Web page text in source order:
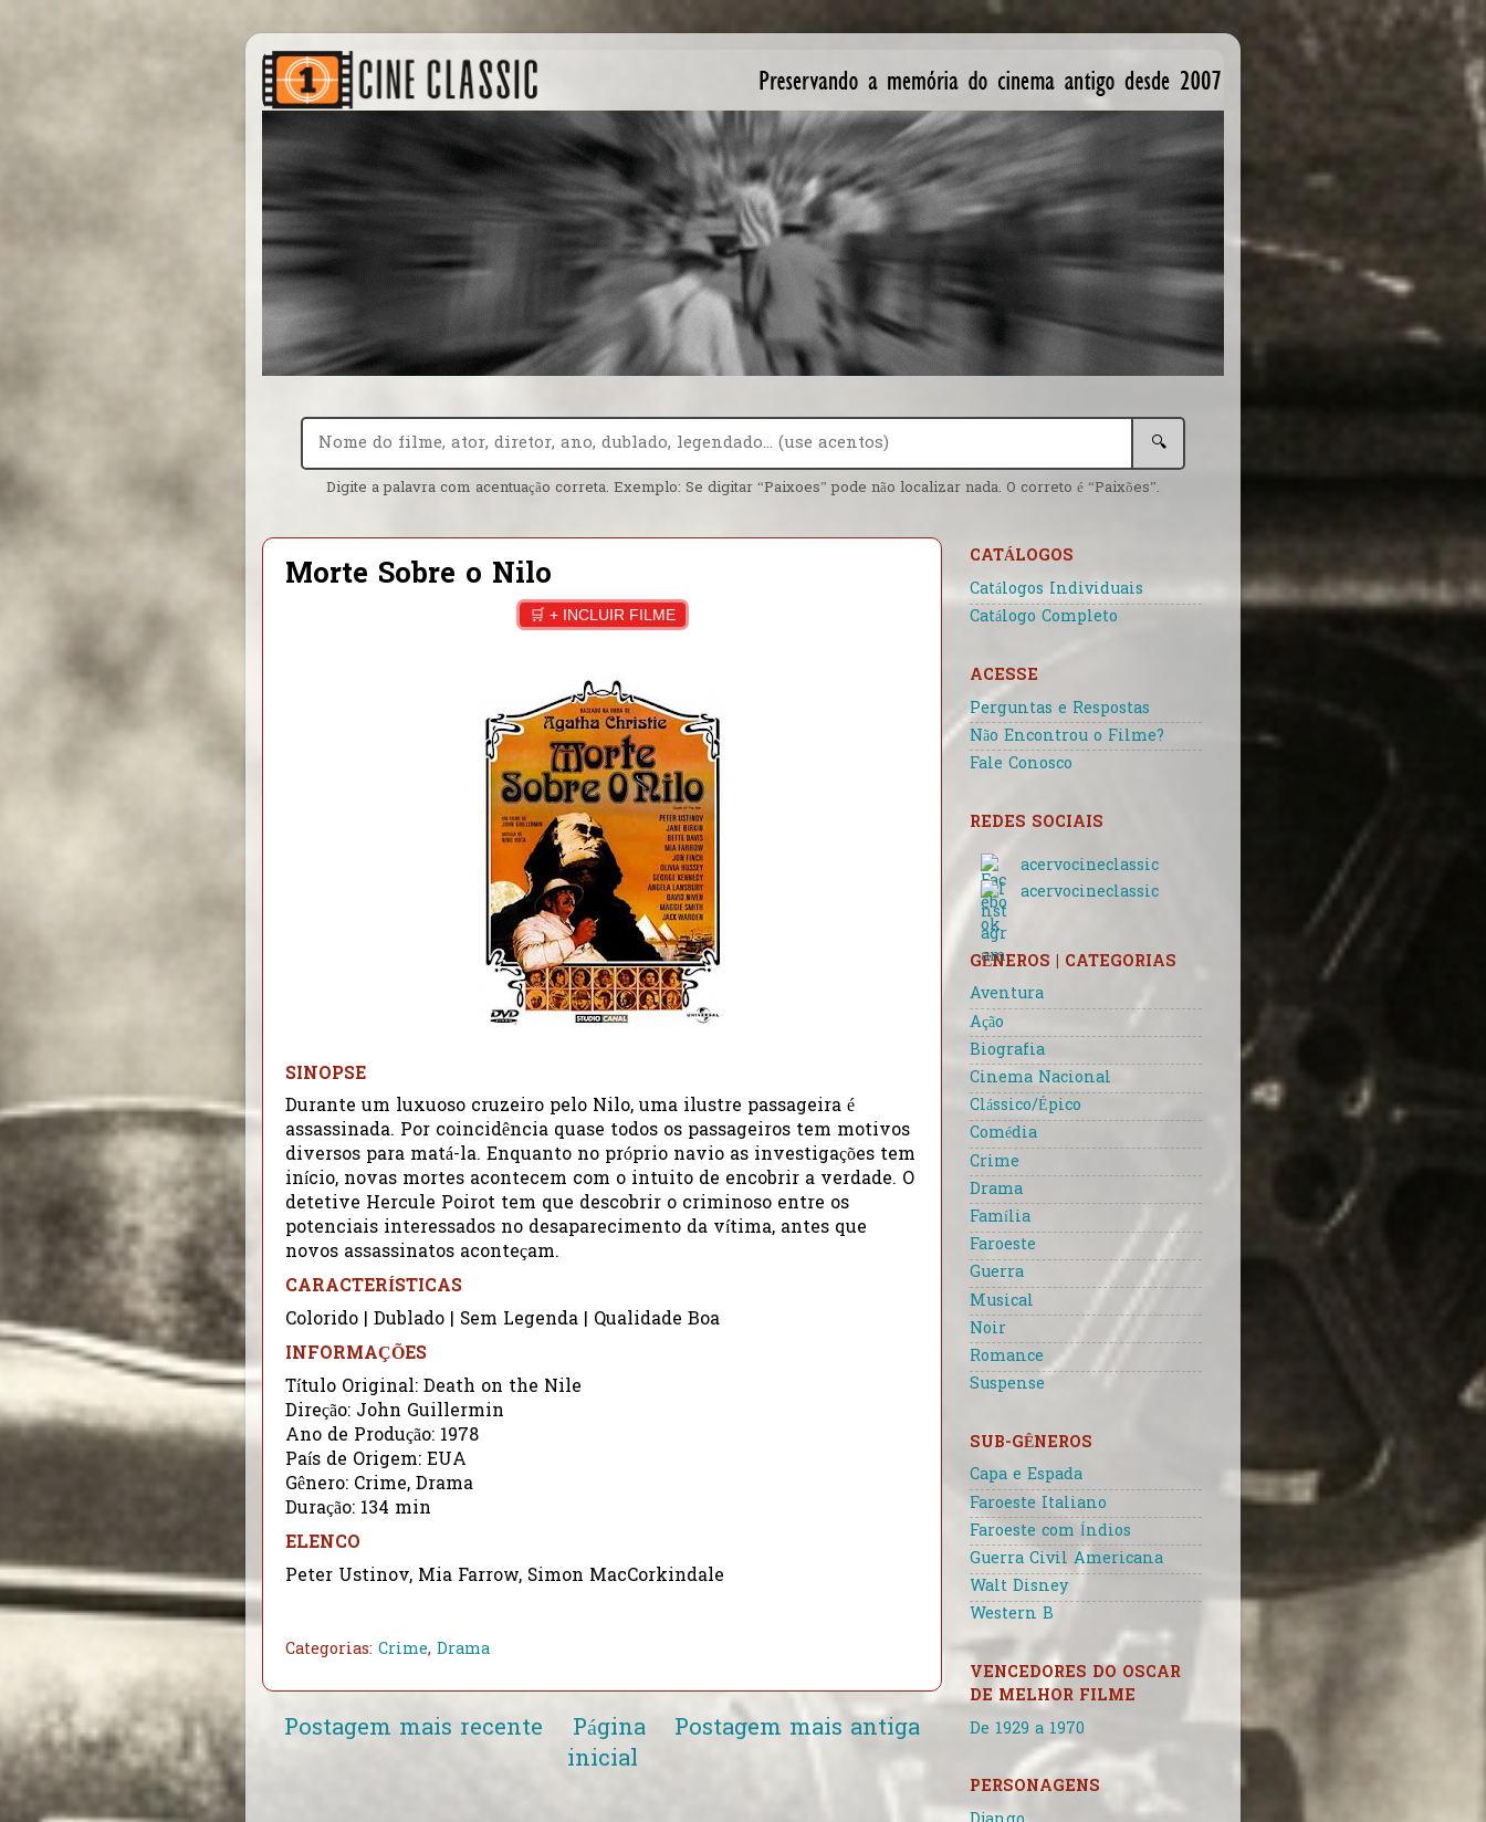
🔍
Digite a palavra com acentuação correta. Exemplo: Se digitar “Paixoes” pode não localizar nada. O correto é “Paixões”.
Morte Sobre o Nilo
🛒 + INCLUIR FILME
SINOPSE
Durante um luxuoso cruzeiro pelo Nilo, uma ilustre passageira é
assassinada. Por coincidência quase todos os passageiros tem motivos
diversos para matá-la. Enquanto no próprio navio as investigações tem
início, novas mortes acontecem com o intuito de encobrir a verdade. O
detetive Hercule Poirot tem que descobrir o criminoso entre os
potenciais interessados no desaparecimento da vítima, antes que
novos assassinatos aconteçam.
CARACTERÍSTICAS
Colorido | Dublado | Sem Legenda | Qualidade Boa
INFORMAÇÕES
Título Original: Death on the Nile
Direção: John Guillermin
Ano de Produção: 1978
País de Origem: EUA
Gênero: Crime, Drama
Duração: 134 min
ELENCO
Peter Ustinov, Mia Farrow, Simon MacCorkindale
Categorias: Crime, Drama
Postagem mais recente Postagem mais antiga
Página
inicial
CATÁLOGOS
Catálogos Individuais
Catálogo Completo
ACESSE
Perguntas e Respostas
Não Encontrou o Filme?
Fale Conosco
REDES SOCIAIS
acervocineclassic
acervocineclassic
GÊNEROS | CATEGORIAS
Aventura
Ação
Biografia
Cinema Nacional
Clássico/Épico
Comédia
Crime
Drama
Família
Faroeste
Guerra
Musical
Noir
Romance
Suspense
SUB-GÊNEROS
Capa e Espada
Faroeste Italiano
Faroeste com Índios
Guerra Civil Americana
Walt Disney
Western B
VENCEDORES DO OSCAR
DE MELHOR FILME
De 1929 a 1970
PERSONAGENS